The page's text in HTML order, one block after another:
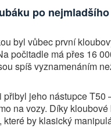
po nejmladšího
byl vůbec první
počitadle má přes 16
spíš vyznamenáním
přibyl jeho nástupce
na vozy. Díky
které by klasický